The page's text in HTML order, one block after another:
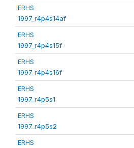
ERHS
1997_r4p4s14af
ERHS
1997_r4p4s15f
ERHS
1997_r4p4s16f
ERHS
1997_r4p5s1
ERHS
1997_r4p5s2
ERHS